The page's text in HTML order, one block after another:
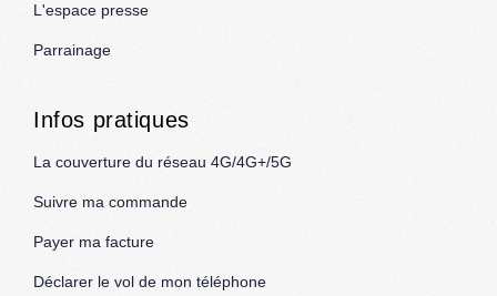
L'espace presse
Parrainage
Infos pratiques
La couverture du réseau 4G/4G+/5G
Suivre ma commande
Payer ma facture
Déclarer le vol de mon téléphone